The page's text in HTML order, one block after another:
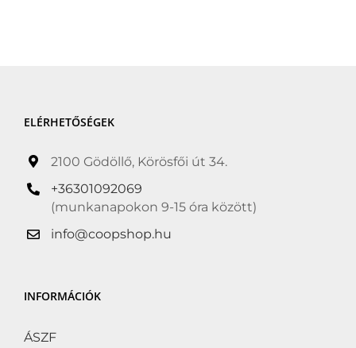
ELÉRHETŐSÉGEK
2100 Gödöllő, Körösfői út 34.
+36301092069
(munkanapokon 9-15 óra között)
info@coopshop.hu
INFORMÁCIÓK
ÁSZF